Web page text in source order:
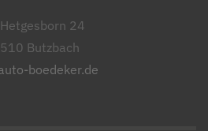
24
Butzbach
boedeker.de